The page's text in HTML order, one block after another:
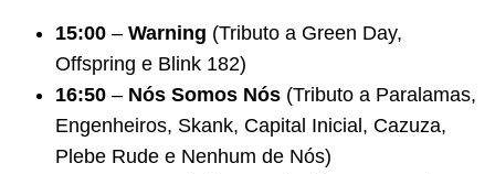
15:00 – Warning (Tributo a Green Day,
Offspring e Blink 182)
16:50 – Nós Somos Nós (Tributo a Paralamas,
Engenheiros, Skank, Capital Inicial, Cazuza,
Plebe Rude e Nenhum de Nós)